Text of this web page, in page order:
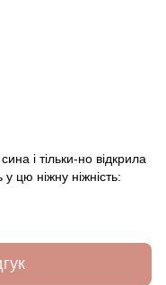
і тільки-но відкрила
цю ніжну ніжність: